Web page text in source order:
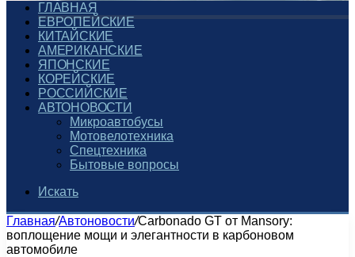
ГЛАВНАЯ
ЕВРОПЕЙСКИЕ
КИТАЙСКИЕ
АМЕРИКАНСКИЕ
ЯПОНСКИЕ
КОРЕЙСКИЕ
РОССИЙСКИЕ
АВТОНОВОСТИ
Микроавтобусы
Мотовелотехника
Спецтехника
Бытовые вопросы
Искать
Главная/Автоновости/Carbonado GT от Mansory:
воплощение мощи и элегантности в карбоновом
автомобиле